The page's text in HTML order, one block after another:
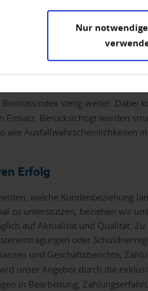
Nur
der Merkmale – das sind
Mitarbeiterzahl oder
. Dabei kann der
Spektrum zwischen einer
fundierte Einschätzung zum
Bonitätsindex stetig weiter. Dabei
Einsatz. Berücksichtigt werden
wie Ausfallwahrscheinlichkeiten
Erfolg
welche Kundenbeziehung
zu unterstützen, beziehen wir
auf Aktualität und Qualität. Zu
oder
und Geschäftsberichte,
unser Angebot durch die
in Bearbeitung,